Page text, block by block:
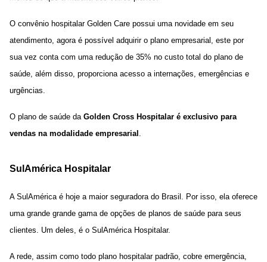
O convênio hospitalar Golden Care possui uma novidade em seu
atendimento, agora é possível adquirir o plano empresarial, este por
sua vez conta com uma redução de 35% no custo total do plano de
saúde, além disso, proporciona acesso a internações, emergências e
urgências.
O plano de saúde da Golden Cross Hospitalar é exclusivo para
vendas na modalidade empresarial .
SulAmérica Hospitalar
A SulAmérica é hoje a maior seguradora do Brasil. Por isso, ela oferece
uma grande grande gama de opções de planos de saúde para seus
clientes. Um deles, é o SulAmérica Hospitalar.
A rede, assim como todo plano hospitalar padrão, cobre emergência,